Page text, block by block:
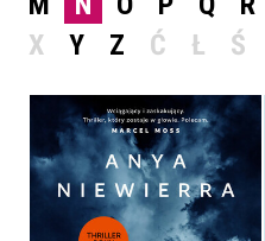
X
Y Z Ć Ł Ś